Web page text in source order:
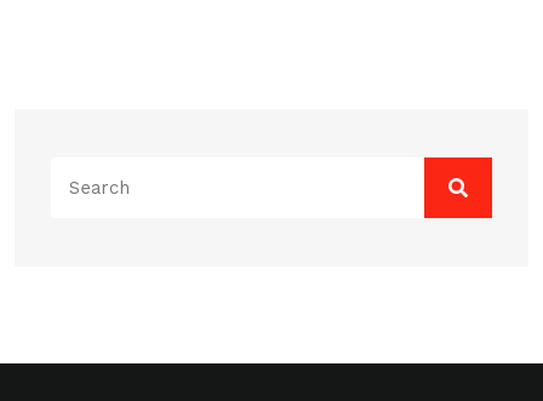
for: